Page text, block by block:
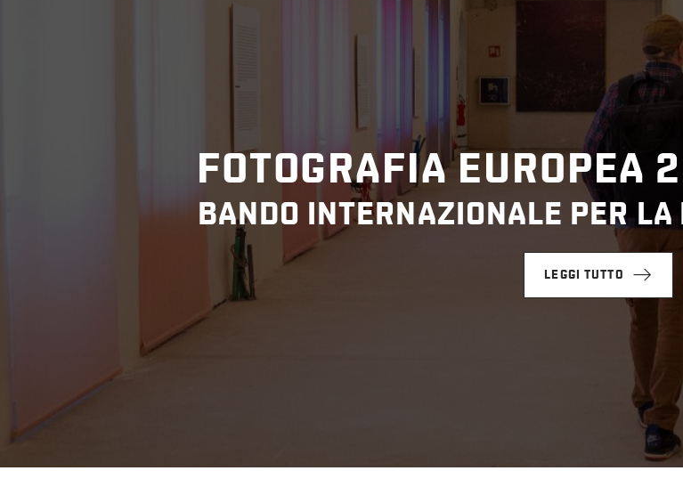
FOTOGRAFIA
BANDO INTERNAZIONALE PER
LEGGI TUTTO